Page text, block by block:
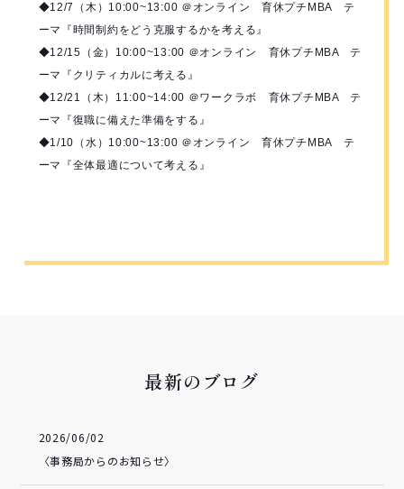
◆12/7（木）10:00~13:00 ＠オンライン 育休プチMBA テ
ーマ『時間制約をどう克服するかを考える』
◆12/15（金）10:00~13:00 ＠オンライン 育休プチMBA テ
ーマ『クリティカルに考える』
◆12/21（木）11:00~14:00 ＠ワークラボ 育休プチMBA テ
ーマ『復職に備えた準備をする』
◆1/10（水）10:00~13:00 ＠オンライン 育休プチMBA テ
ーマ『全体最適について考える』
最新のブログ
2026/06/02
〈事務局からのお知らせ〉